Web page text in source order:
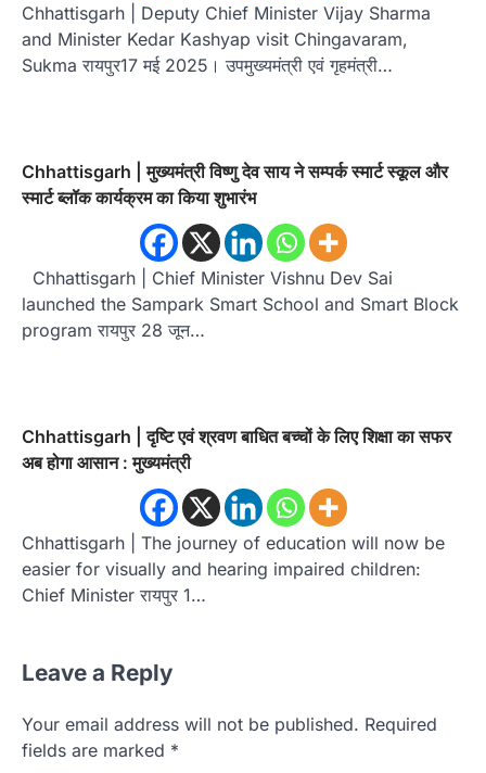
Chhattisgarh | Deputy Chief Minister Vijay Sharma
and Minister Kedar Kashyap visit Chingavaram,
Sukma रायपुर17 मई 2025। उपमुख्यमंत्री एवं गृहमंत्री…
Chhattisgarh | मुख्यमंत्री विष्णु देव साय ने सम्पर्क स्मार्ट स्कूल और
स्मार्ट ब्लॉक कार्यक्रम का किया शुभारंभ
Chhattisgarh | Chief Minister Vishnu Dev Sai
launched the Sampark Smart School and Smart Block
program रायपुर 28 जून…
Chhattisgarh | दृष्टि एवं श्रवण बाधित बच्चों के लिए शिक्षा का सफर
अब होगा आसान : मुख्यमंत्री
Chhattisgarh | The journey of education will now be
easier for visually and hearing impaired children:
Chief Minister रायपुर 1…
Leave a Reply
Your email address will not be published. Required
fields are marked *